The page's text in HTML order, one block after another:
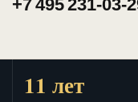
+7 495 231-03-
11 лет